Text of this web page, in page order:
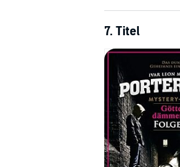
7. Titel